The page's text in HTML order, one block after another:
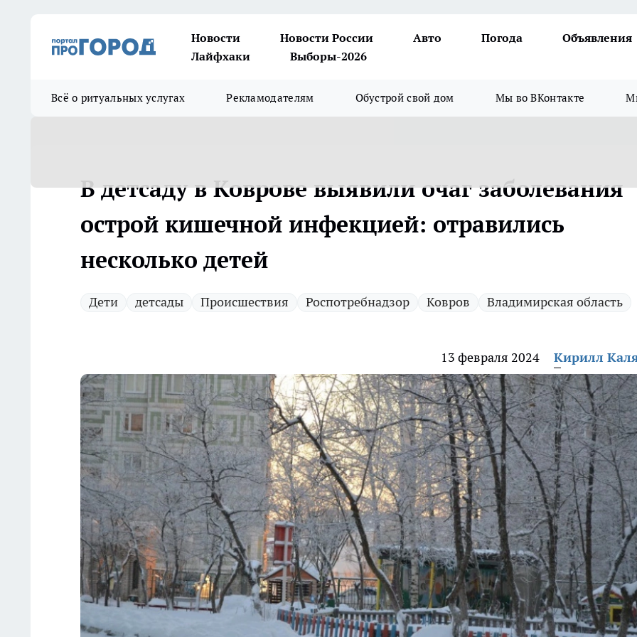
Новости Новости России Авто Погода
Объявления
Лайфхаки
Выборы-2026
Всё о ритуальных услугах Рекламодателям Обустрой свой дом Мы во ВКонтакте
В детсаду в Коврове выявили очаг заболевания
острой кишечной инфекцией: отравились
несколько детей
Дети детсады Происшествия Роспотребнадзор Ковров Владимирская область
13 февраля 2024 Кирилл